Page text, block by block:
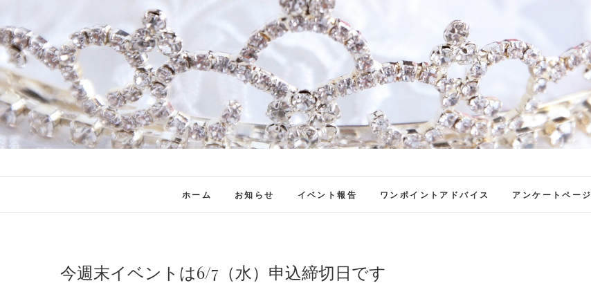
ファンブロ
ホーム お知らせ イベント報告 ワンポイントアドバイス アンケートページ
今週末イベントは6/7（水）申込締切日です